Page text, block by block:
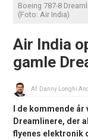
Boeing 787-8
(Foto: Air India)
Air India
gamle
Af: Danny Longhi
I de kommende
Dreamlinere, der
flyenes elektronik